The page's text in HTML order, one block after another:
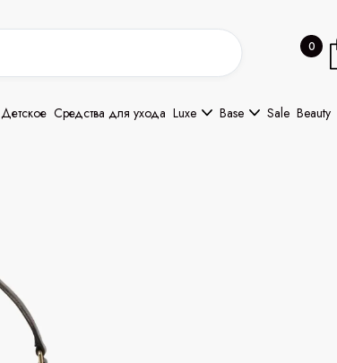
0
Детское Средства для ухода Luxe Base Sale Beauty